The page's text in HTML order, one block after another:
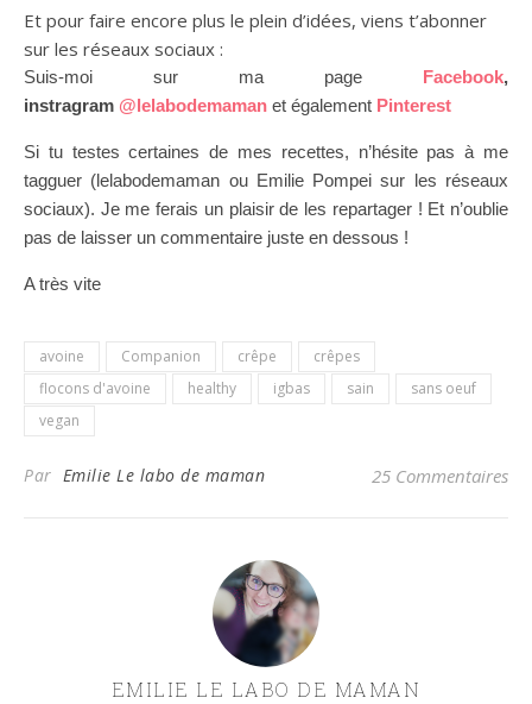
Et pour faire encore plus le plein d’idées, viens t’abonner
sur les réseaux sociaux :
Suis-moi sur ma page Facebook,
instragram @lelabodemaman et également Pinterest
Si tu testes certaines de mes recettes, n’hésite pas à me
tagguer (lelabodemaman ou Emilie Pompei sur les réseaux
sociaux). Je me ferais un plaisir de les repartager ! Et n’oublie
pas de laisser un commentaire juste en dessous !
A très vite
avoine Companion crêpe
crêpes
flocons d'avoine
healthy igbas sain
sans oeuf
vegan
Par Emilie Le labo de maman 25 Commentaires
EMILIE LE LABO DE MAMAN